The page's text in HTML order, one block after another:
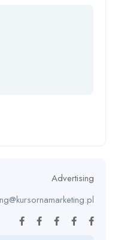
Advertising